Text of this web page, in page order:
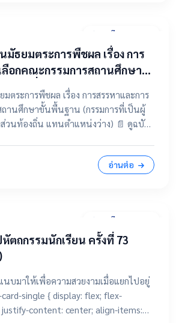
31 มีนาคม 2569
มัธยมตระการพืชผล เรื่อง การ
ลือกคณะกรรมการสถานศึกษา
มการที่เป็นผู้แทนองค์กร
ถิ่น แทนตำแหน่งว่าง)
มตระการพืชผล เรื่อง การสรรหาและการ
ถานศึกษาขั้นพื้นฐาน (กรรมการที่เป็นผู้
องถิ่น แทนตำแหน่งว่าง) 📄 ดูฉบับ
อ่านต่อ
28 มีนาคม 2569
ตถกรรมนักเรียน ครั้งที่ 73
บมาให้เพื่อความสวยงามเมื่อแยกไปอยู่